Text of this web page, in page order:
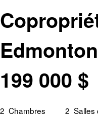
199 000 $
2 Chambres 2 Salles